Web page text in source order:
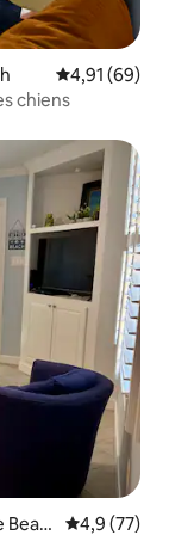
Évaluation
4,91 (69)
chiens
Beac Évaluation
4,9 (77)